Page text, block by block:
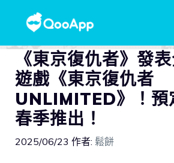
《東京復仇者》發
遊戲《東京復仇者
UNLIMITED》！
春季推出！
2025/06/23 作者: 鬆餅